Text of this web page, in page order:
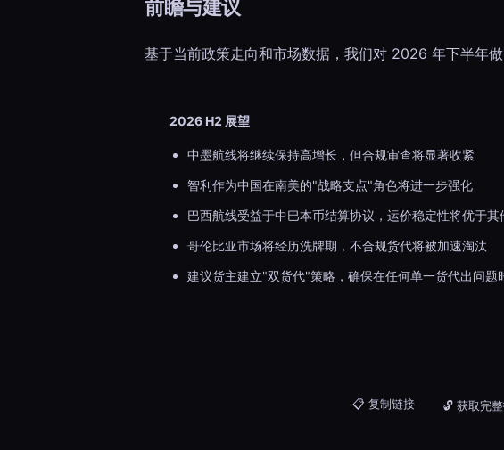
前瞻与建议
基于当前政策走向和市场数据，我们对 2026 年下半年做
2026 H2 展望
中墨航线将继续保持高增长，但合规审查将显著收紧
智利作为中国在南美的"战略支点"角色将进一步强化
巴西航线受益于中巴本币结算协议，运价稳定性将优于其
哥伦比亚市场将经历洗牌期，不合规货代将被加速淘汰
建议货主建立"双货代"策略，确保在任何单一货代出问题
📋 复制链接 🔓 获取完